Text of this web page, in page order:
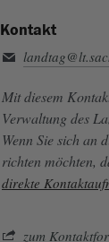
Kontakt
Mit diesem
Verwaltung des
Wenn Sie sich an
richten möchten,
direkte
zum